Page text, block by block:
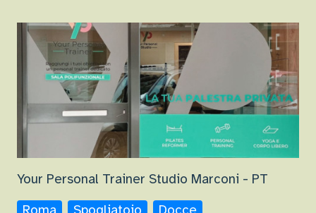
Your Personal Trainer Studio Marconi - PT